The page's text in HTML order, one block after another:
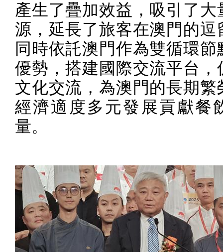
產生了疊加效益，吸引了大
源，延長了旅客在澳門的逗
同時依託澳門作為雙循環節
優勢，搭建國際交流平台，
文化交流，為澳門的長期繁
經濟適度多元發展貢獻餐
量。